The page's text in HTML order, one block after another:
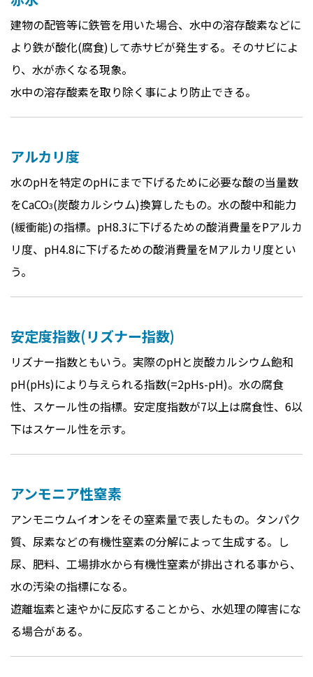
建物の配管等に鉄管を用いた場合、水中の溶存酸素などに
より鉄が酸化(腐食)して赤サビが発生する。そのサビによ
り、水が赤くなる現象。
水中の溶存酸素を取り除く事により防止できる。
アルカリ度
水のpHを特定のpHにまで下げるために必要な酸の当量数
をCaCO3(炭酸カルシウム)換算したもの。水の酸中和能力
(緩衝能)の指標。pH8.3に下げるための酸消費量をPアルカ
リ度、pH4.8に下げるための酸消費量をMアルカリ度とい
う。
安定度指数(リズナー指数)
リズナー指数ともいう。実際のpHと炭酸カルシウム飽和
pH(pHs)により与えられる指数(=2pHs-pH)。水の腐食
性、スケール性の指標。安定度指数が7以上は腐食性、6以
下はスケール性を示す。
アンモニア性窒素
アンモニウムイオンをその窒素量で表したもの。タンパク
質、尿素などの有機性窒素の分解によって生成する。し
尿、肥料、工場排水から有機性窒素が排出される事から、
水の汚染の指標になる。
遊離塩素と速やかに反応することから、水処理の障害にな
る場合がある。